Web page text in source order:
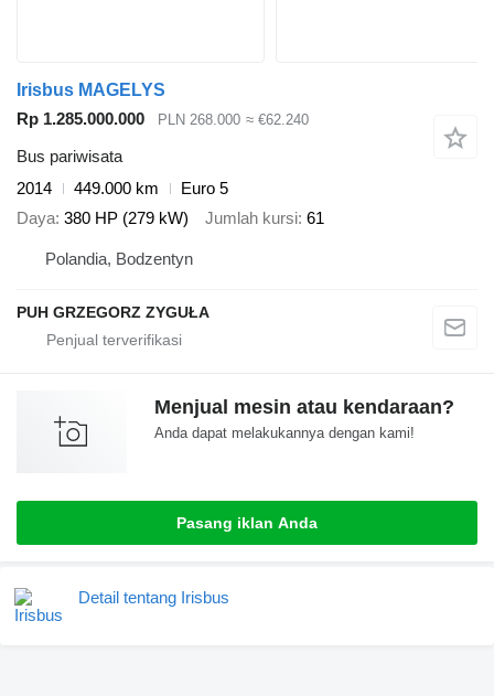
Irisbus MAGELYS
Rp 1.285.000.000
PLN 268.000 ≈ €62.240
Bus pariwisata
2014
449.000 km
Euro 5
Daya 380 HP (279 kW) Jumlah kursi 61
Polandia, Bodzentyn
PUH GRZEGORZ ZYGUŁA
Menjual mesin atau kendaraan?
Anda dapat melakukannya dengan kami!
Pasang iklan Anda
Detail tentang Irisbus